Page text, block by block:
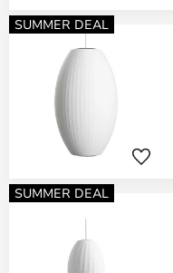
SUMMER DEAL
SUMMER DEAL